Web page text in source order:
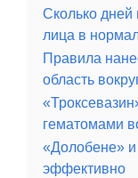
Сколько дней
лица в
Правила
область
гематомами
«Долобене»
эффективно